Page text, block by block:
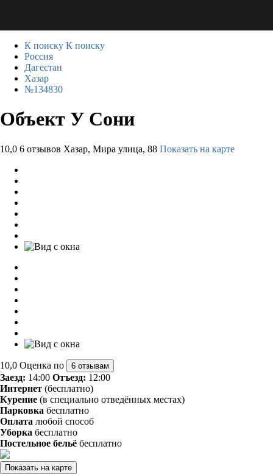
К поиску К поиску
Россия
Дагестан
Хазар
№134830
Объект У Сони
10,0 6 отзывов Хазар, Мира улица, 88 Показать на карте
10,0 Оценка по 6 отзывам
Заезд: 14:00 Отъезд: 12:00
Интернет (бесплатно)
Курение (в специально отведённых местах)
Парковка бесплатно
Оплата любой способ
Уборка бесплатно
Постельное бельё бесплатно
Показать на карте